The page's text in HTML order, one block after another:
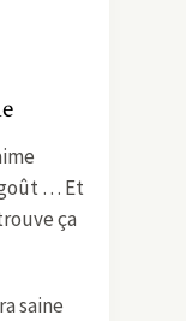
goût … Et
ça
saine